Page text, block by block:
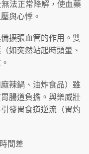
法正常降解，使血藥
與心悸。
擴張血管的作用。雙
如突然站起時頭暈、
辣鍋、油炸食品）雖
腸道負擔。與樂威壯
發胃食道逆流（胃灼
間差